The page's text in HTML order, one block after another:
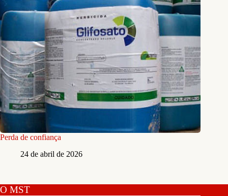
Perda de confiança
24 de abril de 2026
O MST